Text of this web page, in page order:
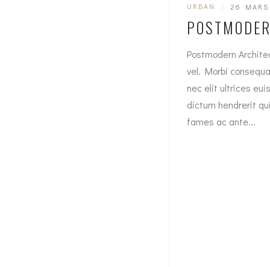
URBAN | 26
Postmodern
vel. Morbi
nec elit ultrices
dictum hendrerit
fames ac ante...